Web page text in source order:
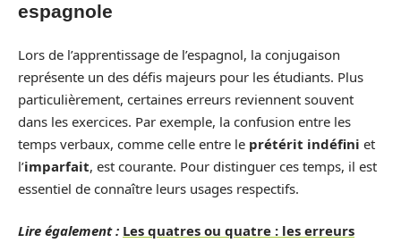
espagnole
Lors de l’apprentissage de l’espagnol, la conjugaison
représente un des défis majeurs pour les étudiants. Plus
particulièrement, certaines erreurs reviennent souvent
dans les exercices. Par exemple, la confusion entre les
temps verbaux, comme celle entre le prétérit indéfini et
l’imparfait, est courante. Pour distinguer ces temps, il est
essentiel de connaître leurs usages respectifs.
Lire également : Les quatres ou quatre : les erreurs